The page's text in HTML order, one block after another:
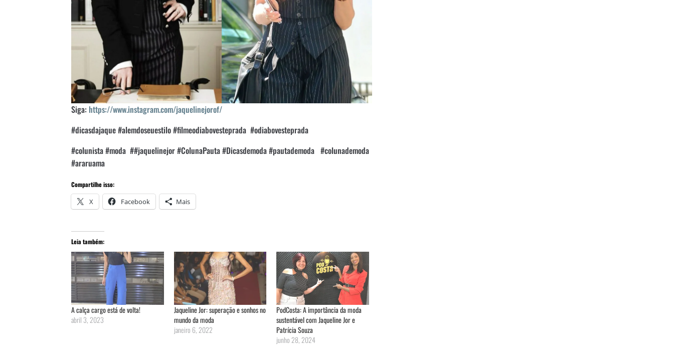
Siga: https://www.instagram.com/jaquelinejorof/
#dicasdajaque #alemdoseuestilo #filmeodiabovesteprada #odiabovesteprada
#colunista #moda ##jaquelinejor #ColunaPauta #Dicasdemoda #pautademoda #colunademoda
#araruama
Compartilhe isso:
X Facebook Mais
Leia também:
A calça cargo está de volta!
abril 3, 2023
Jaqueline Jor: superação e sonhos no
mundo da moda
janeiro 6, 2022
PodCosta: A importância da moda
sustentável com Jaqueline Jor e
Patrícia Souza
junho 28, 2024